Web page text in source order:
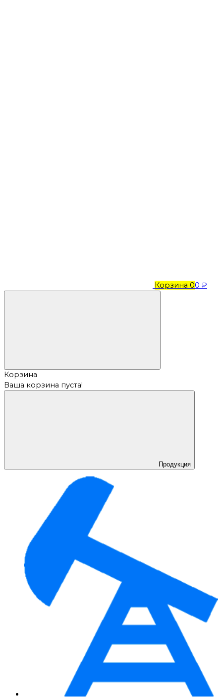
Корзина 00 ₽
Корзина
Ваша корзина пуста!
Продукция